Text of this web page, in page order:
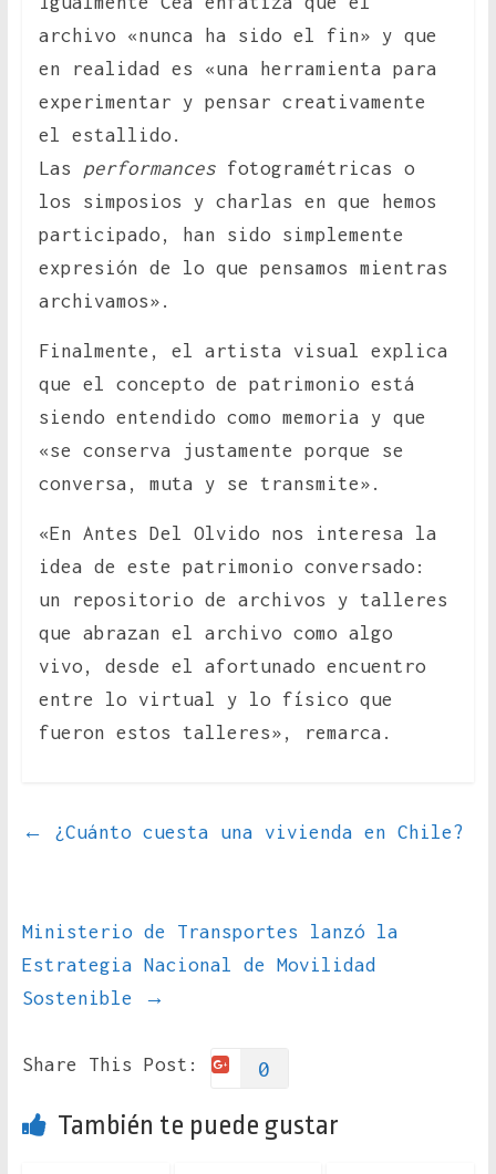
archivo «nunca ha sido el fin» y que
en realidad es «una herramienta para
experimentar y pensar creativamente
el estallido.
Las performancesfotogramétricas o
los simposios y charlas en que hemos
participado, han sido simplemente
expresión de lo que pensamos mientras
archivamos».
Finalmente, el artista visual explica
que el concepto de patrimonio está
siendo entendido como memoria y que
«se conserva justamente porque se
conversa, muta y se transmite».
«En Antes Del Olvido nos interesa la
idea de este patrimonio conversado:
un repositorio de archivos y talleres
que abrazan el archivo como algo
vivo, desde el afortunado encuentro
entre lo virtual y lo físico que
fueron estos talleres», remarca.
← ¿Cuánto cuesta una vivienda en Chile?
Ministerio de Transportes lanzó la
Estrategia Nacional de Movilidad
Sostenible
→
Share This Post: 0
También te puede gustar